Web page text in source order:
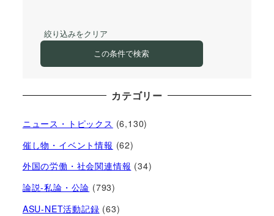
絞り込みをクリア
この条件で検索
カテゴリー
ニュース・トピックス (6,130)
催し物・イベント情報 (62)
外国の労働・社会関連情報 (34)
論説-私論・公論 (793)
ASU-NET活動記録 (63)